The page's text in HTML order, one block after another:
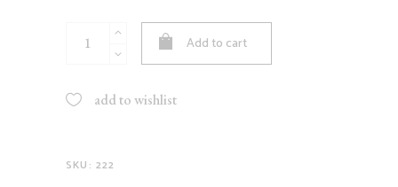
Vase
Add to cart
add to wishlist
SKU: 222